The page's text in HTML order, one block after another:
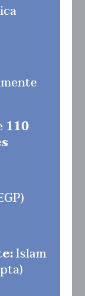
110
Islam